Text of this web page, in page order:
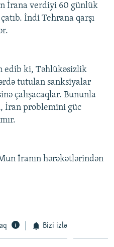
İrana verdiyi 60 günlük
İndi Tehrana qarşı
edib ki, Təhlükəsizlik
tutulan sanksiyalar
çalışacaqlar. Bununla
İran problemini güc
İranın hərəkətlərindən
Bizi izlə